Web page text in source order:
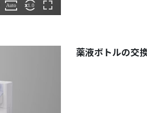
薬液ボトルの交